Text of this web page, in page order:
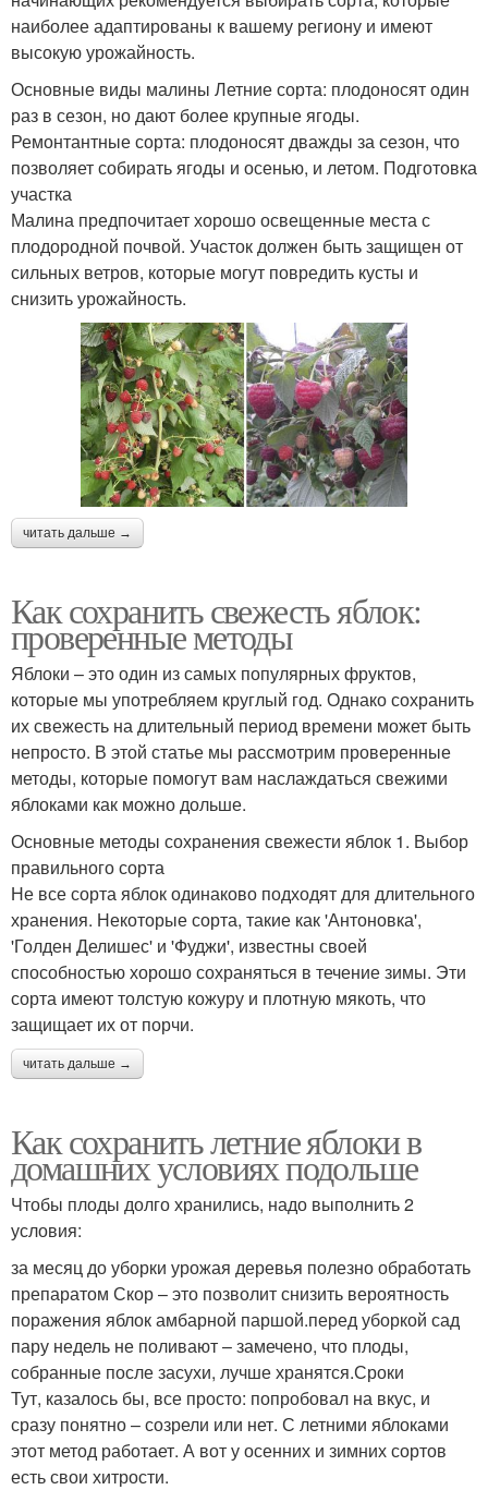
наиболее адаптированы к вашему региону и имеют
высокую урожайность.
Основные виды малины Летние сорта: плодоносят один
раз в сезон, но дают более крупные ягоды.
Ремонтантные сорта: плодоносят дважды за сезон, что
позволяет собирать ягоды и осенью, и летом. Подготовка
участка
Малина предпочитает хорошо освещенные места с
плодородной почвой. Участок должен быть защищен от
сильных ветров, которые могут повредить кусты и
снизить урожайность.
читать дальше →
Как сохранить свежесть яблок:
проверенные методы
Яблоки – это один из самых популярных фруктов,
которые мы употребляем круглый год. Однако сохранить
их свежесть на длительный период времени может быть
непросто. В этой статье мы рассмотрим проверенные
методы, которые помогут вам наслаждаться свежими
яблоками как можно дольше.
Основные методы сохранения свежести яблок 1. Выбор
правильного сорта
Не все сорта яблок одинаково подходят для длительного
хранения. Некоторые сорта, такие как 'Антоновка',
'Голден Делишес' и 'Фуджи', известны своей
способностью хорошо сохраняться в течение зимы. Эти
сорта имеют толстую кожуру и плотную мякоть, что
защищает их от порчи.
читать дальше →
Как сохранить летние яблоки в
домашних условиях подольше
Чтобы плоды долго хранились, надо выполнить 2
условия:
за месяц до уборки урожая деревья полезно обработать
препаратом Скор – это позволит снизить вероятность
поражения яблок амбарной паршой.перед уборкой сад
пару недель не поливают – замечено, что плоды,
собранные после засухи, лучше хранятся.Сроки
Тут, казалось бы, все просто: попробовал на вкус, и
сразу понятно – созрели или нет. С летними яблоками
этот метод работает. А вот у осенних и зимних сортов
есть свои хитрости.